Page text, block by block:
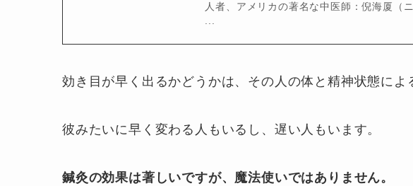
人者、アメリカの著名な中医師：倪海厦（
効き目が早く出るかどうかは、その人の体と精神状態によ
彼みたいに早く変わる人もいるし、遅い人もいます。
鍼灸の効果は著しいですが、魔法使いではありません。